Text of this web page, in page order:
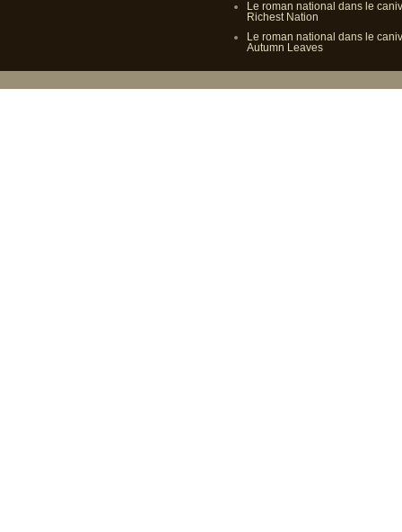
Le roman national dans le
Richest Nation
Le roman national dans le
Autumn Leaves